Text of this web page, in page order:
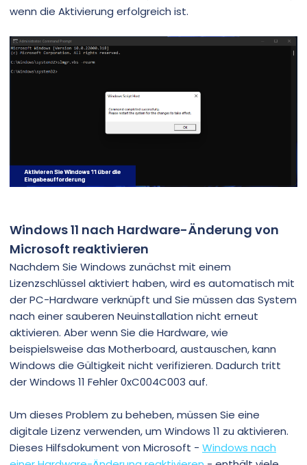
wenn die Aktivierung erfolgreich ist.
Windows 11 nach Hardware-Änderung von
Microsoft reaktivieren
Nachdem Sie Windows zunächst mit einem
Lizenzschlüssel aktiviert haben, wird es automatisch mit
der PC-Hardware verknüpft und Sie müssen das System
nach einer sauberen Neuinstallation nicht erneut
aktivieren. Aber wenn Sie die Hardware, wie
beispielsweise das Motherboard, austauschen, kann
Windows die Gültigkeit nicht verifizieren. Dadurch tritt
der Windows 11 Fehler 0xC004C003 auf.
Um dieses Problem zu beheben, müssen Sie eine
digitale Lizenz verwenden, um Windows 11 zu aktivieren.
Dieses Hilfsdokument von Microsoft - Windows nach